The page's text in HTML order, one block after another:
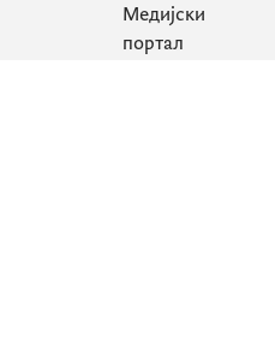
Медијски
портал